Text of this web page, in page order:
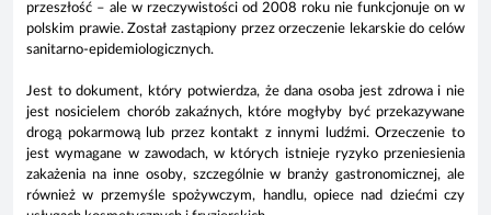
przeszłość – ale w rzeczywistości od 2008 roku nie funkcjonuje on w
polskim prawie. Został zastąpiony przezorzeczenie lekarskie do celów
sanitarno-epidemiologicznych.
Jest to dokument, który potwierdza, że dana osoba jest zdrowa i nie
jest nosicielem chorób zakaźnych, które mogłyby być przekazywane
drogą pokarmową lub przez kontakt z innymi ludźmi. Orzeczenie to
jest wymagane w zawodach, w których istnieje ryzyko przeniesienia
zakażenia na inne osoby, szczególnie w branży gastronomicznej, ale
również w przemyśle spożywczym, handlu, opiece nad dziećmi czy